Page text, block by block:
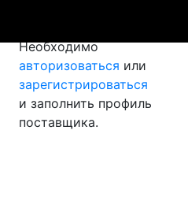
Необходимо
авторизоваться или
зарегистрироваться
и заполнить профиль
поставщика.